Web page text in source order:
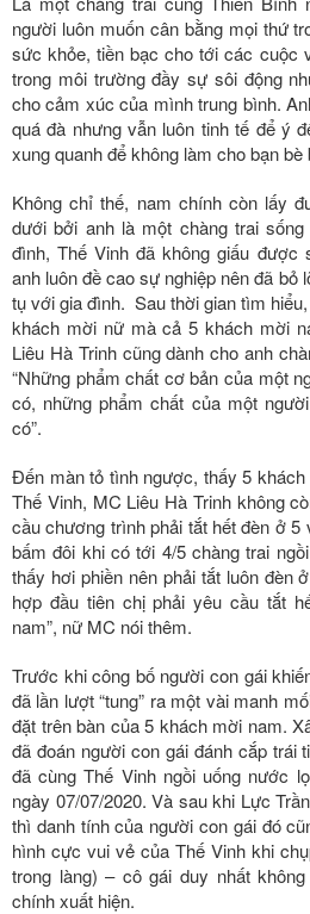
người luôn muốn cân bằng mọi thứ
sức khỏe, tiền bạc cho tới các cuộc
trong môi trường đầy sự sôi động
cho cảm xúc của mình trung bình.
quá đà nhưng vẫn luôn tinh tế để ý
xung quanh để không làm cho bạn bè
Không chỉ thế, nam chính còn lấy
dưới bởi anh là một chàng trai
đình, Thế Vinh đã không giấu
anh luôn đề cao sự nghiệp nên đã bỏ
tụ với gia đình. Sau thời gian tìm
khách mời nữ mà cả 5 khách mời
Liêu Hà Trinh cũng dành cho anh
“Những phẩm chất cơ bản của một
có, những phẩm chất của một
có”.
Đến màn tỏ tình ngược, thấy 5
Thế Vinh, MC Liêu Hà Trinh không
cầu chương trình phải tắt hết đèn ở 5
bấm đôi khi có tới 4/5 chàng trai
thấy hơi phiền nên phải tắt luôn đèn
hợp đầu tiên chị phải yêu cầu tắt
nam”, nữ MC nói thêm.
Trước khi công bố người con gái
đã lần lượt “tung” ra một vài manh
đặt trên bàn của 5 khách mời nam.
đã đoán người con gái đánh cắp trái
đã cùng Thế Vinh ngồi uống nước
ngày 07/07/2020. Và sau khi Lực
thì danh tính của người con gái đó
hình cực vui vẻ của Thế Vinh khi
trong làng) – cô gái duy nhất
chính xuất hiện.